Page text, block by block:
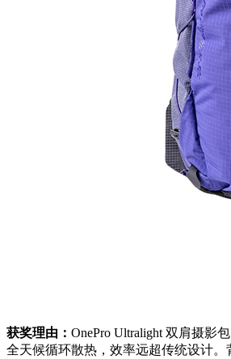
获奖理由： OnePro Ultralight 双肩摄影
全天候循环散热，效率远超传统设计